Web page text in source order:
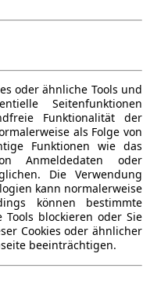
oder ähnliche Tools und
Seitenfunktionen
Funktionalität der
als Folge von
Funktionen wie das
Anmeldedaten oder
Die Verwendung
kann normalerweise
können bestimmte
Tools blockieren oder Sie
Cookies oder ähnlicher
beeinträchtigen.